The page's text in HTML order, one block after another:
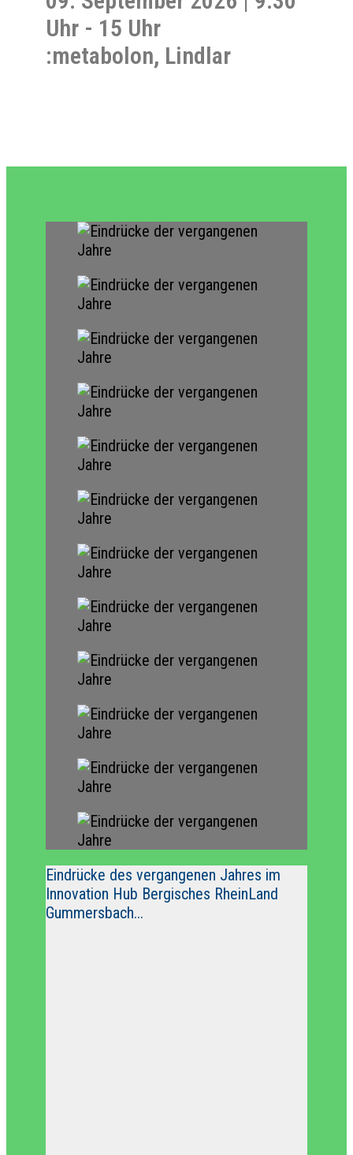
Uhr - 15 Uhr
:metabolon, Lindlar
Eindrücke des vergangenen Jahres im
Innovation Hub Bergisches RheinLand
Gummersbach...